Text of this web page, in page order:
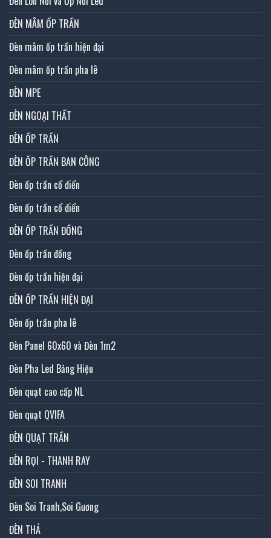
ĐÈN MÂM ỐP TRẦN
Đèn mâm ốp trần hiện đại
Đèn mâm ốp trần pha lê
ĐÈN MPE
ĐÈN NGOẠI THẤT
ĐÈN ỐP TRẦN
ĐÈN ỐP TRẦN BAN CÔNG
Đèn ốp trần cổ điển
Đèn ốp trần cổ điển
ĐÈN ỐP TRẦN ĐỒNG
Đèn ốp trần đồng
Đèn ốp trần hiện đại
ĐÈN ỐP TRẦN HIỆN ĐẠI
Đèn ốp trần pha lê
Đèn Panel 60x60 và Đèn 1m2
Đèn Pha Led Bảng Hiệu
Đèn quạt cao cấp NL
Đèn quạt QVIFA
ĐÈN QUẠT TRẦN
ĐÈN RỌI - THANH RAY
ĐÈN SOI TRANH
Đèn Soi Tranh,Soi Gương
ĐÈN THẢ